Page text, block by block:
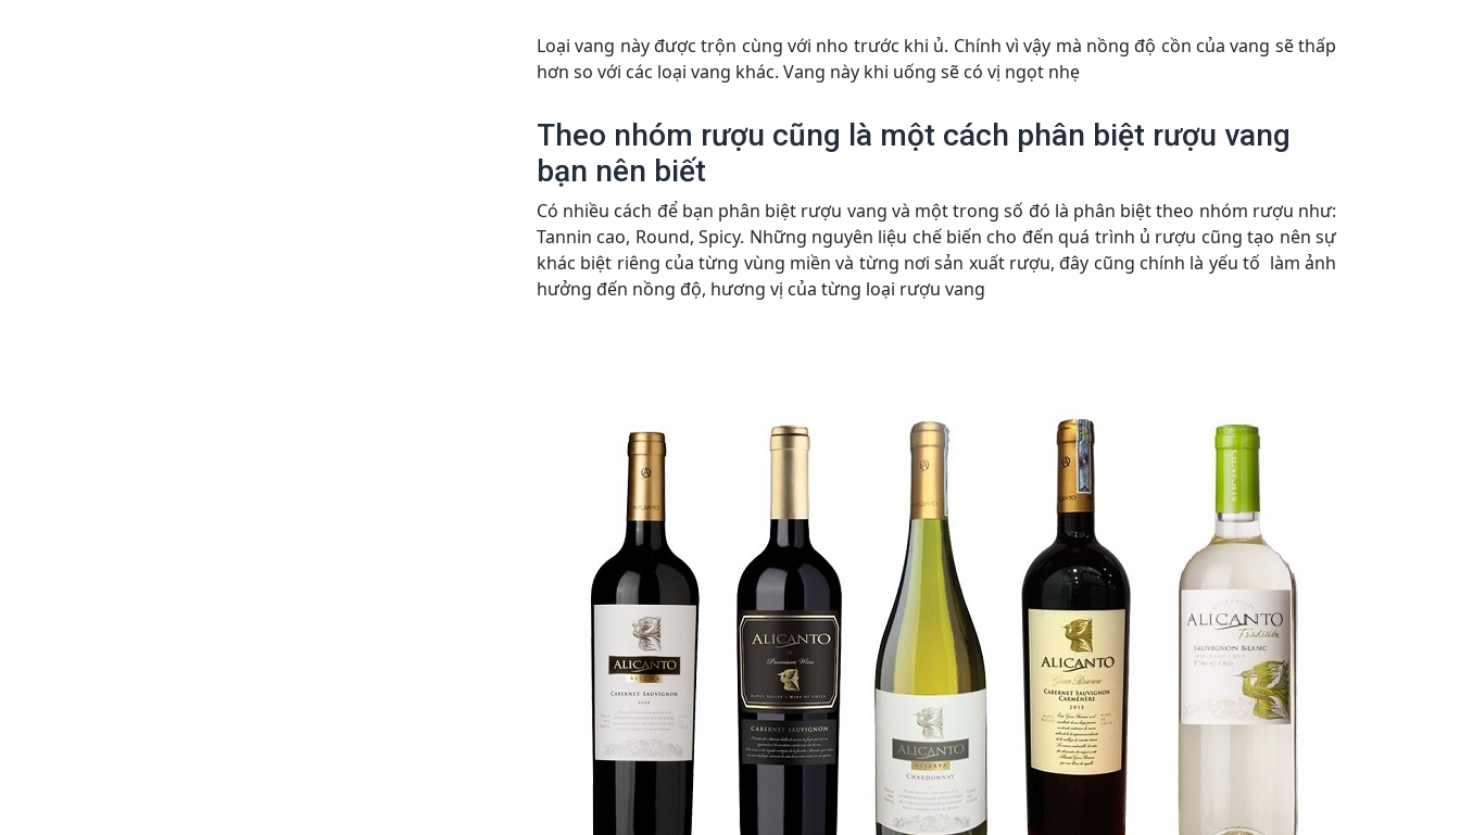
Loại vang này được trộn cùng với nho trước khi ủ. Chính vì vậy mà nồng độ cồn của vang sẽ thấp
hơn so với các loại vang khác. Vang này khi uống sẽ có vị ngọt nhẹ
Theo nhóm rượu cũng là một cách phân biệt rượu vang
bạn nên biết
Có nhiều cách để bạn phân biệt rượu vang và một trong số đó là phân biệt theo nhóm rượu như:
Tannin cao, Round, Spicy. Những nguyên liệu chế biến cho đến quá trình ủ rượu cũng tạo nên sự
khác biệt riêng của từng vùng miền và từng nơi sản xuất rượu, đây cũng chính là yếu tố làm ảnh
hưởng đến nồng độ, hương vị của từng loại rượu vang